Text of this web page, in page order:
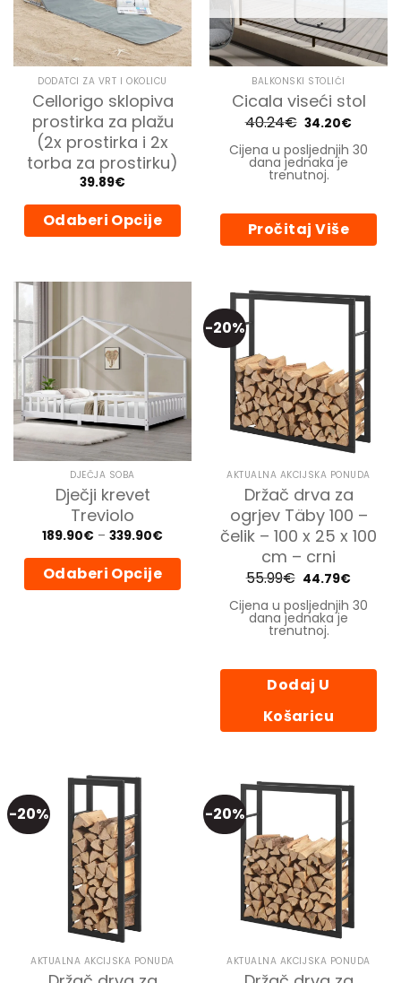
DODATCI ZA VRT I OKOLICU
Cellorigo sklopiva
prostirka za plažu
(2x prostirka i 2x
torba za prostirku)
39.89€
Odaberi Opcije
ima
varijanti.
Opcije
se
odabrati
na
stranici
proizvoda
BALKONSKI STOLIĆI
Cicala viseći stol
40.24€ Izvorna
cijena
bila
je:
40.24€.
34.20€
je:
34.20€.
Cijena u posljednjih 30
dana jednaka je
trenutnoj.
Pročitaj Više
DJEČJA SOBA
Dječji krevet
Treviolo
189.90€ – 339.90€Price
189.90€
Odaberi Opcije
stranici
proizvoda
-20%
AKTUALNA AKCIJSKA PONUDA
Držač drva za
ogrjev Täby 100 –
čelik – 100 x 25 x 100
cm – crni
55.99€ Izvorna
cijena
bila
je:
55.99€.
44.79€
je:
44.79€.
Cijena u posljednjih 30
dana jednaka je
trenutnoj.
Dodaj U
Košaricu
-20%
AKTUALNA AKCIJSKA PONUDA
-20%
AKTUALNA AKCIJSKA PONUDA